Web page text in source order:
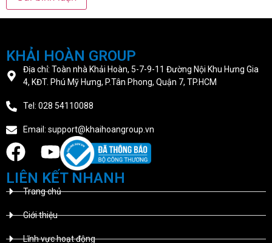
KHẢI HOÀN GROUP
Địa chỉ: Toàn nhà Khải Hoàn, 5-7-9-11 Đường Nội Khu Hưng Gia
4, KĐT. Phú Mỹ Hưng, P.Tân Phong, Quận 7, TP.HCM
Tel: 028 54110088
Email: support@khaihoangroup.vn
LIÊN KẾT NHANH
Trang chủ
Giới thiệu
Lĩnh vực hoạt động